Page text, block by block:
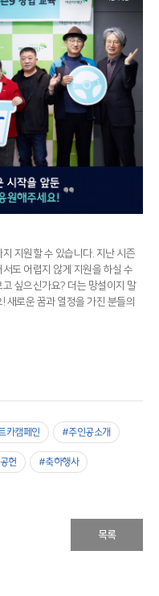
지원할 수 있습니다. 지난 시즌
도 어렵지 않게 지원을 하실 수
싶으신가요? 더는 망설이지 말
새로운 꿈과 열정을 가진 분들의
카캠페인 #주인공소개
헌 #축하행사
목록